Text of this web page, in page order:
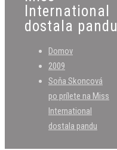
International
dostala pandu
Domov
2009
Soňa Skoncová
po prílete na Miss
International
dostala pandu